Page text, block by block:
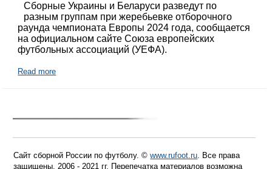
Сборные Украины и Беларуси разведут по
разным группам при жеребьевке отборочного
раунда чемпионата Европы 2024 года, сообщается
на официальном сайте Союза европейских
футбольных ассоциаций (УЕФА).
Read more
Сайт сборной России по футболу. ©www.rufoot.ru. Все права
защищены. 2006 - 2021 гг. Перепечатка материалов возможна